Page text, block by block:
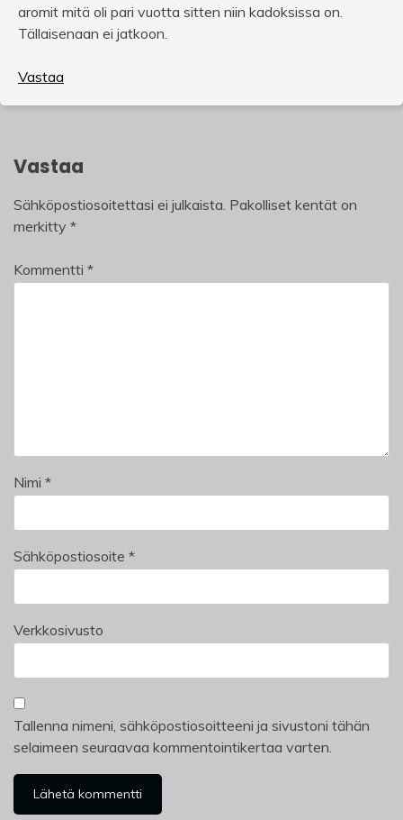
aromit mitä oli pari vuotta sitten niin kadoksissa on.
Tällaisenaan ei jatkoon.
Vastaa
Vastaa
Sähköpostiosoitettasi ei julkaista. Pakolliset kentät on
merkitty *
Kommentti *
Nimi *
Sähköpostiosoite *
Verkkosivusto
Tallenna nimeni, sähköpostiosoitteeni ja sivustoni tähän
selaimeen seuraavaa kommentointikertaa varten.